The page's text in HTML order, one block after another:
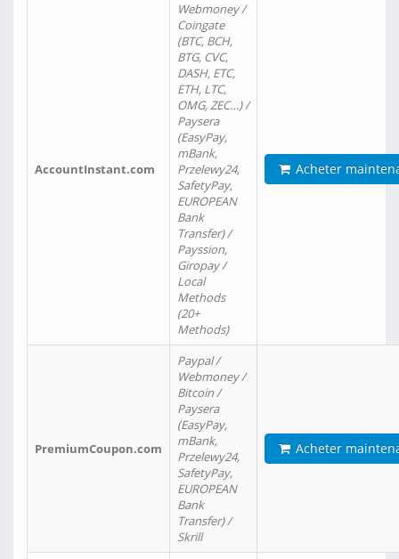
AccountInstant.com
Webmoney /
Coingate
(BTC, BCH,
BTG, CVC,
DASH, ETC,
ETH, LTC,
OMG, ZEC…) /
Paysera
(EasyPay,
mBank,
Przelewy24,
SafetyPay,
EUROPEAN
Bank
Transfer) /
Payssion,
Giropay /
Local
Methods
(20+
Methods)
Acheter
PremiumCoupon.com
Paypal /
Webmoney /
Bitcoin /
Paysera
(EasyPay,
mBank,
Przelewy24,
SafetyPay,
EUROPEAN
Bank
Transfer) /
Skrill
Acheter